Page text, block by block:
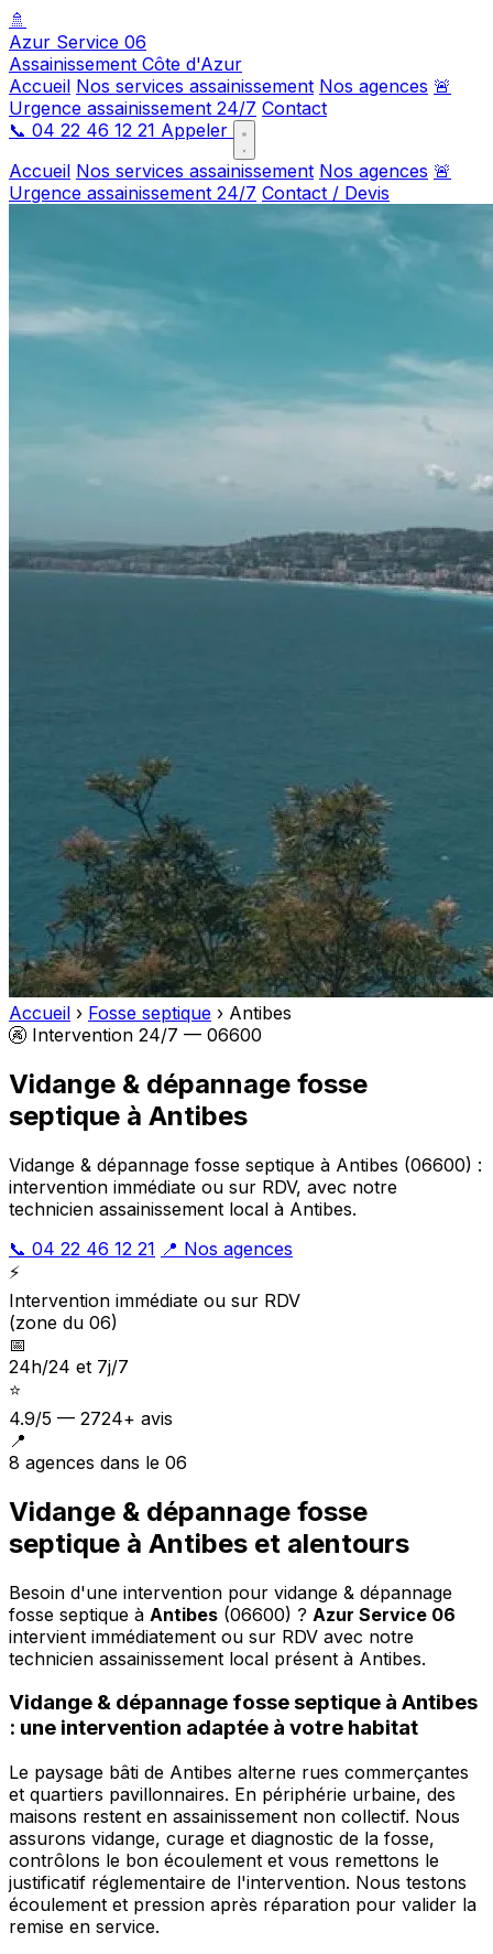
🚿
Azur Service 06
Assainissement Côte d'Azur
Accueil Nos services assainissement Nos agences 🚨
Urgence assainissement 24/7 Contact
📞 04 22 46 12 21 Appeler
Accueil Nos services assainissement Nos agences 🚨
Urgence assainissement 24/7 Contact / Devis
Accueil › Fosse septique › Antibes
🚱 Intervention 24/7 — 06600
Vidange & dépannage fosse
septique à Antibes
Vidange & dépannage fosse septique à Antibes (06600) :
intervention immédiate ou sur RDV, avec notre
technicien assainissement local à Antibes.
📞 04 22 46 12 21 📍 Nos agences
⚡
Intervention immédiate ou sur RDV
(zone du 06)
📅
24h/24 et 7j/7
⭐
4.9/5 — 2724+ avis
📍
8 agences dans le 06
Vidange & dépannage fosse
septique à Antibes et alentours
Besoin d'une intervention pour vidange & dépannage
fosse septique à Antibes (06600) ? Azur Service 06
intervient immédiatement ou sur RDV avec notre
technicien assainissement local présent à Antibes.
Vidange & dépannage fosse septique à Antibes
: une intervention adaptée à votre habitat
Le paysage bâti de Antibes alterne rues commerçantes
et quartiers pavillonnaires. En périphérie urbaine, des
maisons restent en assainissement non collectif. Nous
assurons vidange, curage et diagnostic de la fosse,
contrôlons le bon écoulement et vous remettons le
justificatif réglementaire de l'intervention. Nous testons
écoulement et pression après réparation pour valider la
remise en service.